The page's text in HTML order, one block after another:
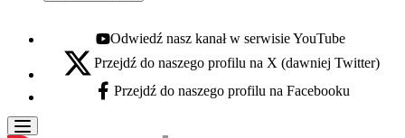
Youtube - otwiera się w nowej karcie
Odwiedź nasz kanał w serwisie YouTube
X - otwiera się w nowej karcie
Przejdź do naszego profilu na X (dawniej Twitter)
Facebook - otwiera się w nowej karcie
Przejdź do naszego profilu na Facebooku